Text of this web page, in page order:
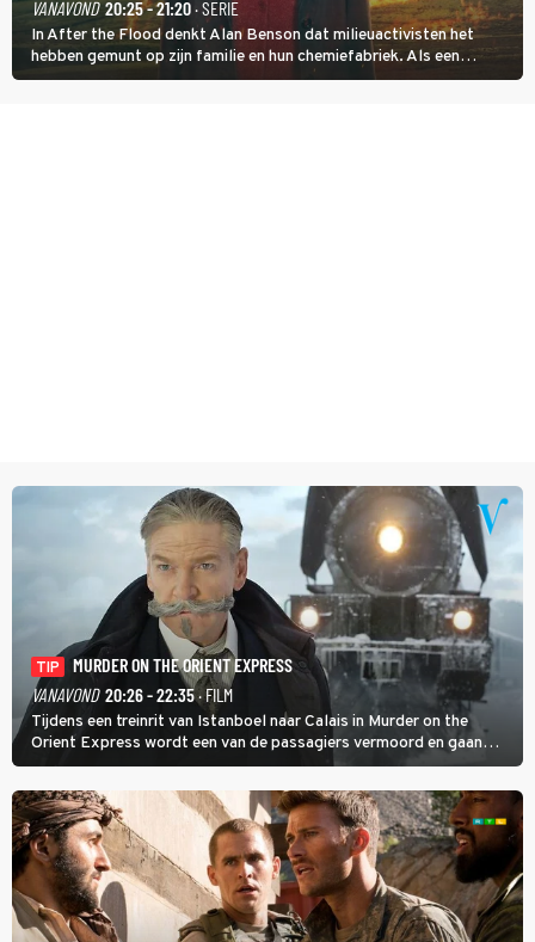
VANAVOND 20:25 - 21:20· SERIE
In After the Flood denkt Alan Benson dat milieuactivisten het
hebben gemunt op zijn familie en hun chemiefabriek. Als een
brandende boodschap in het veen de boel op scherp zet, besluit
TIP
MURDER ON THE ORIENT EXPRESS
VANAVOND 20:26 - 22:35· FILM
Tijdens een treinrit van Istanboel naar Calais in Murder on the
Orient Express wordt een van de passagiers vermoord en gaan
detective Hercule Poirot en zijn snor uitzoeken wie van de andere
treinreizigers de dader is.